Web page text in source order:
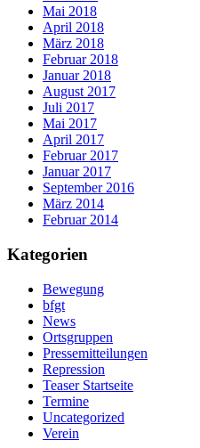
Mai 2018
April 2018
März 2018
Februar 2018
Januar 2018
August 2017
Juli 2017
Mai 2017
April 2017
Februar 2017
Januar 2017
September 2016
März 2014
Februar 2014
Kategorien
Bewegung
bfgt
News
Ortsgruppen
Pressemitteilungen
Repression
Teaser Startseite
Termine
Uncategorized
Verein